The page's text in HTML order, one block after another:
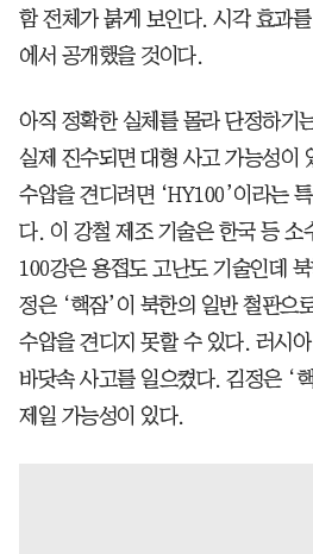
함 전체가 붉게 보인다. 시각 효과
에서 공개했을 것이다.
아직 정확한 실체를 몰라 단정하기
실제 진수되면 대형 사고 가능성이
수압을 견디려면 ‘HY100’이라는
다. 이 강철 제조 기술은 한국 등 소
100강은 용접도 고난도 기술인데
정은 ‘핵잠’이 북한의 일반 철판으
수압을 견디지 못할 수 있다. 러시
바닷속 사고를 일으켰다. 김정은 ‘
제일 가능성이 있다.